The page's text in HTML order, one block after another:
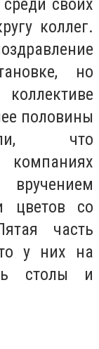
коллег.
но
половины
что
цветов со
часть
у них на
столы и